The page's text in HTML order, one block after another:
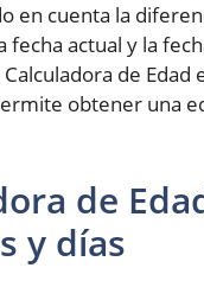
en cuenta la
actual y la
de Edad
obtener una
de
y días